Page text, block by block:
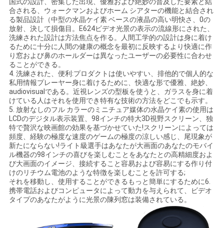
プ
ラ
イ
バ
シ
ー
ポ
リ
シ
ー
国式の設計、密集した出現、優雅および絶妙の普及した要素と結
合される、ウォークマンおよびホーム シアターの機能と結合され
る製品設計（中型の水晶ケイ素 ベースの液晶の高い明快さ、0の
放射、決して損傷目。E624ビデオ光景の表示の流線形にされた、
洗練された設計は方法焦点を作る。人間工学的の設計は身に着け
るために十分に人間の健康の概念を最初に反映するより快適に作
り窓および鼻のホールダーは異なったユーザーの必要性に合わせ
ることができる。
4. 洗練された、便利:プロダクトは使いやすい、排他的で個人的な
私用情報プレーヤー身に着けるために、快適な形で優雅、絶妙、
audiovisualである。近視レンズの型板を使うと、ガラスを身に着
けている人はそれを使用でき特有な技術の方法をどこでも示す。
5. 放射なしのフル カラーのミニチュア媒体の水晶ケイ素の使用は
LCDのデジタル表示装置、98インチの特大3D視野スクリーン、独
特で贅沢な映画館の効果を基づかせていた!スクリーンによっては
頻度、経験の極度な速度のゲームの極度の涼しい感じ、尾現象が
新たにならない!ライト級選手はあなたが大画面のあなたのモバイ
ル機器の98インチの喜びを楽しむことをあなたとの高精細度およ
び大画面のイメージ、接続すること容易および容易にする作り付
けのリチウム電池のような特徴を楽しむことを許可する;
それを移動し、使用することができるもっと簡単にするために6.
携帯電話およびコンピュータによって動力を与えられて、ビデオ
タイプのあなたがように光景の陳列窓は装備されている。